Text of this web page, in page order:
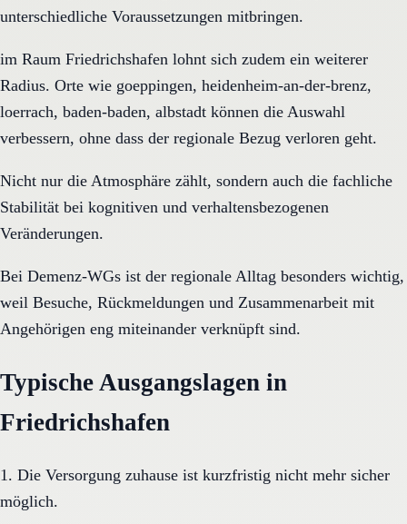
unterschiedliche Voraussetzungen mitbringen.
im Raum Friedrichshafen lohnt sich zudem ein weiterer
Radius. Orte wie goeppingen, heidenheim-an-der-brenz,
loerrach, baden-baden, albstadt können die Auswahl
verbessern, ohne dass der regionale Bezug verloren geht.
Nicht nur die Atmosphäre zählt, sondern auch die fachliche
Stabilität bei kognitiven und verhaltensbezogenen
Veränderungen.
Bei Demenz-WGs ist der regionale Alltag besonders wichtig,
weil Besuche, Rückmeldungen und Zusammenarbeit mit
Angehörigen eng miteinander verknüpft sind.
Typische Ausgangslagen in
Friedrichshafen
1. Die Versorgung zuhause ist kurzfristig nicht mehr sicher
möglich.